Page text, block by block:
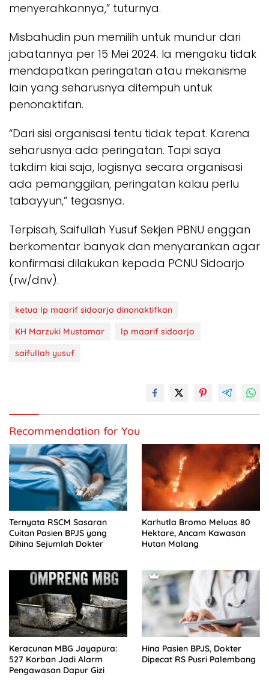
menyerahkannya,” tuturnya.
Misbahudin pun memilih untuk mundur dari
jabatannya per 15 Mei 2024. Ia mengaku tidak
mendapatkan peringatan atau mekanisme
lain yang seharusnya ditempuh untuk
penonaktifan.
“Dari sisi organisasi tentu tidak tepat. Karena
seharusnya ada peringatan. Tapi saya
takdim kiai saja, logisnya secara organisasi
ada pemanggilan, peringatan kalau perlu
tabayyun,” tegasnya.
Terpisah, Saifullah Yusuf Sekjen PBNU enggan
berkomentar banyak dan menyarankan agar
konfirmasi dilakukan kepada PCNU Sidoarjo
(rw/dnv).
ketua lp maarif sidoarjo dinonaktifkan
KH Marzuki Mustamar
lp maarif sidoarjo
saifullah yusuf
Recommendation for You
Ternyata RSCM Sasaran
Cuitan Pasien BPJS yang
Dihina Sejumlah Dokter
Karhutla Bromo Meluas 80
Hektare, Ancam Kawasan
Hutan Malang
Keracunan MBG Jayapura:
527 Korban Jadi Alarm
Pengawasan Dapur Gizi
Hina Pasien BPJS, Dokter
Dipecat RS Pusri Palembang